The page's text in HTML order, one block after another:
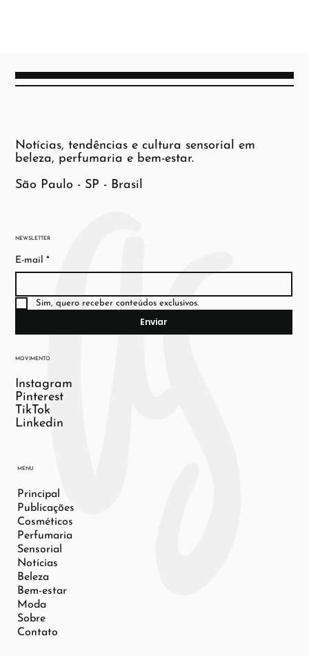
NEWSLETTER
E-mail *
Sim, quero receber conteúdos exclusivos.
Enviar
MOVIMENTO
Instagram
Pinterest
TikTok
Linkedin
MENU
Principal
Publicações
Cosméticos
Perfumaria
Sensorial
Notícias
Beleza
Bem-estar
Moda
Sobre
Contato
Notícias, tendências e cultura sensorial em
beleza, perfumaria e bem-estar.
São Paulo - SP - Brasil